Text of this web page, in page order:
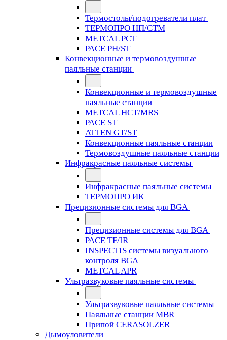
Термостолы/подогреватели плат
ТЕРМОПРО НП/СТМ
METCAL PCT
PACE PH/ST
Конвекционные и термовоздушные
паяльные станции
Конвекционные и термовоздушные
паяльные станции
METCAL HCT/MRS
PACE ST
ATTEN GT/ST
Конвекционные паяльные станции
Термовоздушные паяльные станции
Инфракрасные паяльные системы
Инфракрасные паяльные системы
ТЕРМОПРО ИК
Прецизионные системы для BGA
Прецизионные системы для BGA
PACE TF/IR
INSPECTIS системы визуального
контроля BGA
METCAL APR
Ультразвуковые паяльные системы
Ультразвуковые паяльные системы
Паяльные станции MBR
Припой CERASOLZER
Дымоуловители